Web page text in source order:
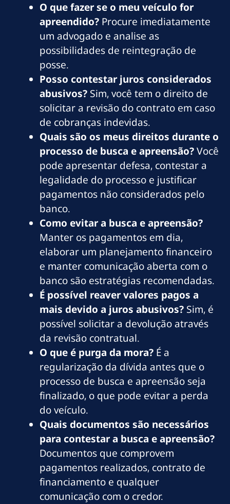
O que fazer se o meu veículo for
apreendido? Procure imediatamente
um advogado e analise as
possibilidades de reintegração de
posse.
Posso contestar juros considerados
abusivos? Sim, você tem o direito de
solicitar a revisão do contrato em caso
de cobranças indevidas.
Quais são os meus direitos durante o
processo de busca e apreensão?Você
pode apresentar defesa, contestar a
legalidade do processo e justificar
pagamentos não considerados pelo
banco.
Como evitar a busca e apreensão?
Manter os pagamentos em dia,
elaborar um planejamento financeiro
e manter comunicação aberta com o
banco são estratégias recomendadas.
É possível reaver valores pagos a
mais devido a juros abusivos? Sim, é
possível solicitar a devolução através
da revisão contratual.
O que é purga da mora? É a
regularização da dívida antes que o
processo de busca e apreensão seja
finalizado, o que pode evitar a perda
do veículo.
Quais documentos são necessários
para contestar a busca e apreensão?
Documentos que comprovem
pagamentos realizados, contrato de
financiamento e qualquer
comunicação com o credor.